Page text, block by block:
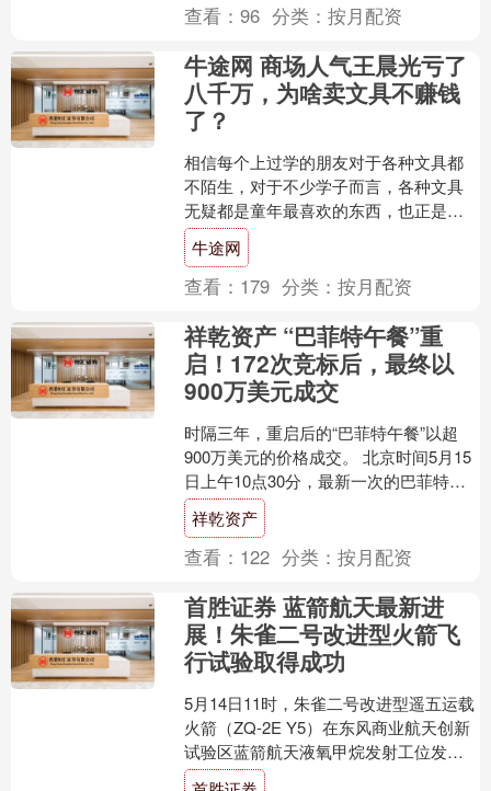
查看：96 分类：按月配资
牛途网 商场人气王晨光亏了
八千万，为啥卖文具不赚钱
了？
相信每个上过学的朋友对于各种文具都
不陌生，对于不少学子而言，各种文具
无疑都是童年最喜欢的东西，也正是凭
借文具的优势，不少商场最火爆的店铺
都是各种文具商店，但是就....
牛途网
查看： 179 分类：按月配资
祥乾资产 “巴菲特午餐”重
启！172次竞标后，最终以
900万美元成交
时隔三年，重启后的“巴菲特午餐”以超
900万美元的价格成交。 北京时间5月15
日上午10点30分，最新一次的巴菲特慈
善午餐竞拍落下帷幕。eBay官网显示，
此次拍....
祥乾资产
查看： 122 分类：按月配资
首胜证券 蓝箭航天最新进
展！朱雀二号改进型火箭飞
行试验取得成功
5月14日11时，朱雀二号改进型遥五运载
火箭（ZQ-2E Y5）在东风商业航天创新
试验区蓝箭航天液氧甲烷发射工位发射
升空，运载火箭全程飞行正常，二子级